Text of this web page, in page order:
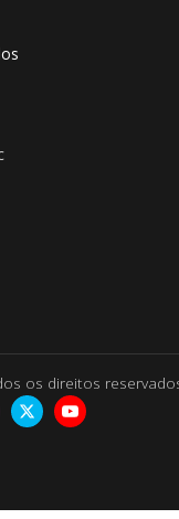
os direitos